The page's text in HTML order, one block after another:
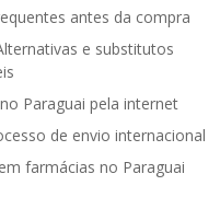
antes da compra
e substitutos
Paraguai pela internet
de envio internacional
farmácias no Paraguai